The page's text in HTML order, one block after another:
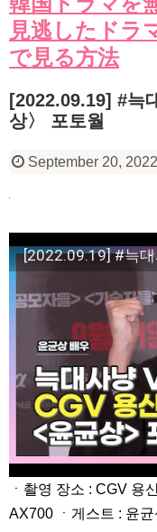
見逃したドラ
で見る方法
[2022.09.19] #늑
상〉 포토월
September 20, 2022
ㆍ촬영 장소 : CGV 용
AX700 ㆍ게스트 : 윤